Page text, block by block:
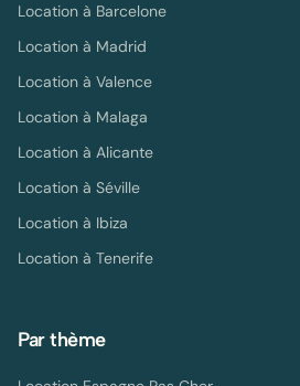
Location à Barcelone
Location à Madrid
Location à Valence
Location à Malaga
Location à Alicante
Location à Séville
Location à Ibiza
Location à Tenerife
Par thème